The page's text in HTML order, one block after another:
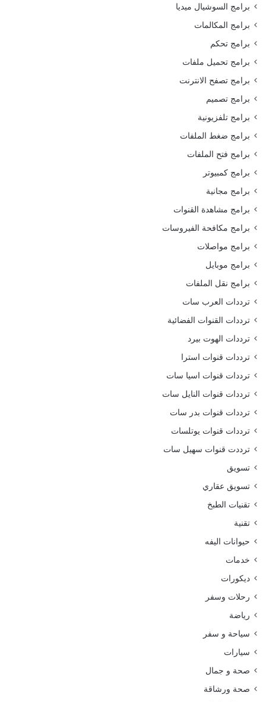
برامج السوشيال ميديا
برامج المكالمات
برامج تحكم
برامج تحميل ملفات
برامج تصفح الانترنت
برامج تصميم
برامج تلفزيونية
برامج ضغط الملفات
برامج فتح الملفات
برامج كمبيوتر
برامج مجانية
برامج مشاهدة القنوات
برامج مكافحة الفيروسات
برامج مواصلات
برامج موبايل
برامج نقل الملفات
ترددات العرب سات
ترددات القنوات الفضائية
ترددات الهوت بيرد
ترددات قنوات استرا
ترددات قنوات اسيا سات
ترددات قنوات النايل سات
ترددات قنوات بدر سات
ترددات قنوات يوتلسات
ترددت قنوات سهيل سات
تسويق
تسويق عقاري
تقنيات الطبخ
تقنية
حيوانات اليفه
خدمات
ديكورات
رحلات وسفر
رياضة
سياحة و سفر
سيارات
صحة و جمال
صحة ورشاقة